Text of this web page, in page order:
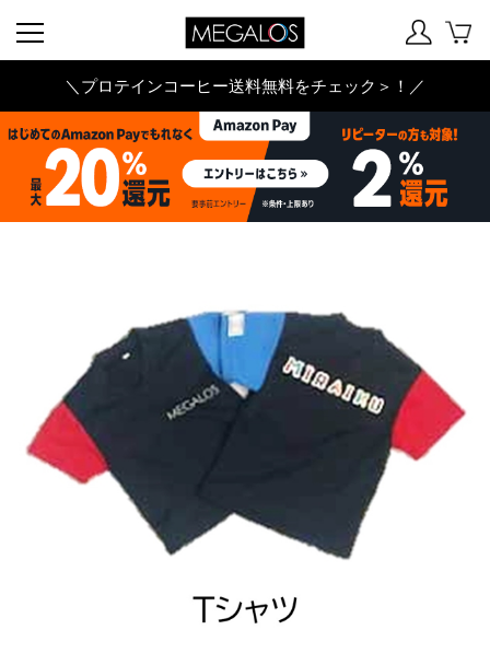
＼プロテインコーヒー送料無料をチェック＞！／